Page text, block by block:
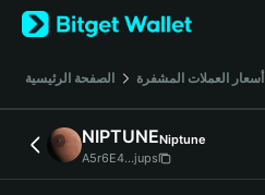
English
日本語
Русский
Español (Latinoamérica)
Türkçe
الصفحة الرئيسية أسعار العملات المشفرة
NIPTUNENiptune
A5r6E4...jups